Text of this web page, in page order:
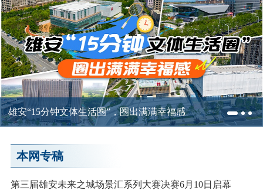
雄安“15分钟文体生活圈”，圈出满满幸福感
本网专稿
第三届雄安未来之城场景汇系列大赛决赛6月10日启幕